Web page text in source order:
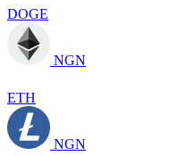
DOGE
NGN
ETH
NGN